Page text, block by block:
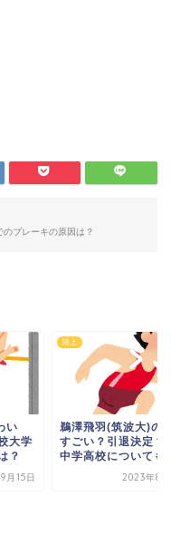
ブレーキの原因は？
い
大学
？
月15日
陸上
鵜澤飛羽(筑波大)の
すごい？引退決定？
中学高校についても
2023年8